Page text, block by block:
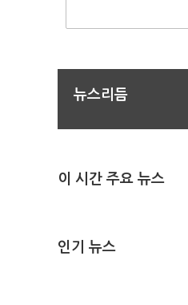
뉴스리듬
이 시간 주요 뉴스
인기 뉴스